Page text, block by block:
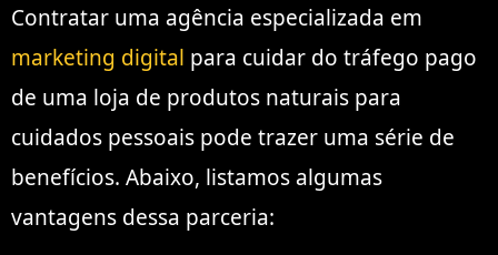
Contratar uma agência especializada em
marketing digital para cuidar do tráfego pago
de uma loja de produtos naturais para
cuidados pessoais pode trazer uma série de
benefícios. Abaixo, listamos algumas
vantagens dessa parceria: